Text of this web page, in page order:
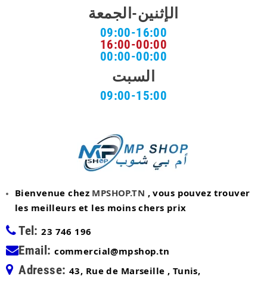
الإثنين-الجمعة
09:00-16:00
16:00-00:00
00:00-00:00
السبت
09:00-15:00
Bienvenue chez MPSHOP.TN , vous pouvez trouver
les meilleurs et les moins chers prix
Tel:23 746 196
Email:commercial@mpshop.tn
Adresse:43, Rue de Marseille , Tunis,